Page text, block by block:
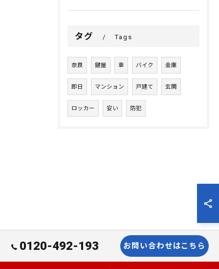
タグ Tags
奈良 鍵屋 車 バイク 金庫
即日 マンション 戸建て 玄関
ロッカー 安い 防犯
0120-492-193 お問い合わせはこちら